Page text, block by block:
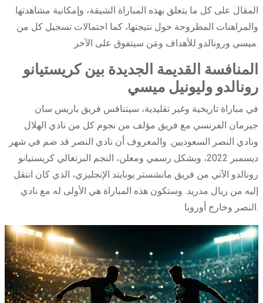
المقال على كل ما يتعلق بهذه المباراة الشيقة، وإمكانية مشاهدتها
والمراهنات المطروحة حول نتيجتها، كما احتمالات تسجيل كل من
ميسي ورونالدو للأهداف ومَن سيتفوق على الآخر.
رونالدو وليونيل ميسي
في مباراة تاريخية وغير تقليدية، سيتنافس فريق باريس سان
جيرمان الفرنسي مع فريق مؤلف من نجوم كل من نادي الهلال
ونادي النصر السعوديين. والمعروف أن نادي النصر قد ضم في شهر
ديسمبر 2022، وبشكل رسمي ومعلن، النجم البرتغالي كريستيانو
رونالدو الآتي من فريق مانشستر يونايتد الإنجليزي، الذي كان انتقل
إليه من ريال مدريد. وستكون هذه المباراة هي الأولى له مع نادي
النصر وخارج أوروبا.